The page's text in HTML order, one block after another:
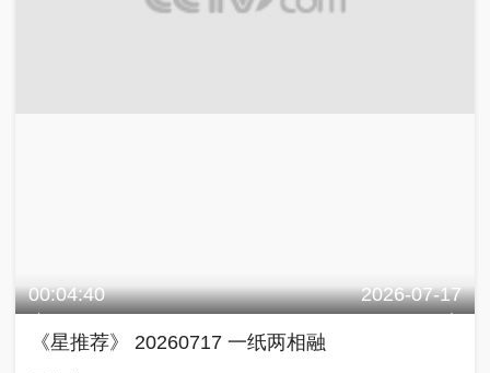
00:04:40 2026-07-17
《星推荐》 20260717 一纸两相融